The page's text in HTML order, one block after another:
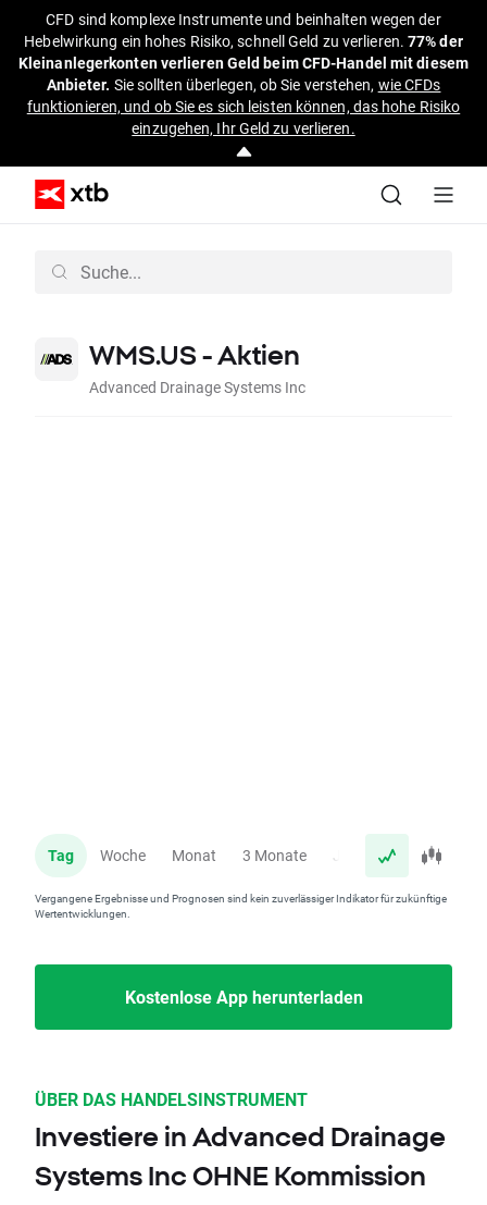
CFD sind komplexe Instrumente und beinhalten wegen der
Hebelwirkung ein hohes Risiko, schnell Geld zu verlieren.77% der
Kleinanlegerkonten verlieren Geld beim CFD-Handel mit diesem
Anbieter. Sie sollten überlegen, ob Sie verstehen, wie CFDs
funktionieren, und ob Sie es sich leisten können, das hohe Risiko
einzugehen, Ihr Geld zu verlieren.
WMS.US - Aktien
Advanced Drainage Systems Inc
Tag Woche Monat 3 Monate Jahr
Vergangene Ergebnisse und Prognosen sind kein zuverlässiger Indikator für zukünftige
Wertentwicklungen.
Kostenlose App herunterladen
ÜBER DAS HANDELSINSTRUMENT
Investiere in Advanced Drainage
Systems Inc OHNE Kommission